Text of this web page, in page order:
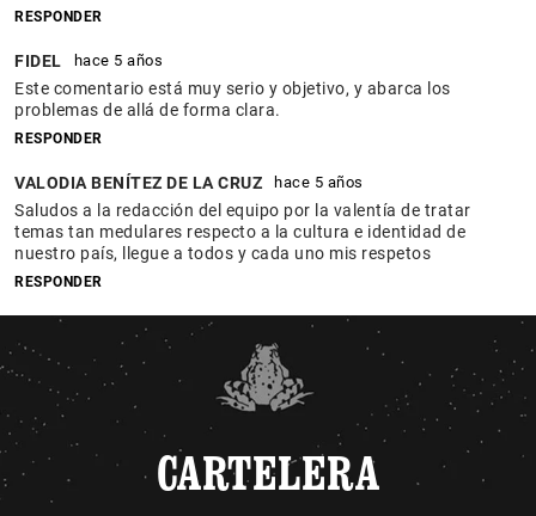
RESPONDER
FIDEL hace 5 años
Este comentario está muy serio y objetivo, y abarca los
problemas de allá de forma clara.
RESPONDER
VALODIA BENÍTEZ DE LA CRUZ hace 5 años
Saludos a la redacción del equipo por la valentía de tratar
temas tan medulares respecto a la cultura e identidad de
nuestro país, llegue a todos y cada uno mis respetos
RESPONDER
CARTELERA